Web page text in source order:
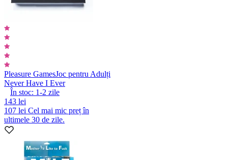
Pleasure GamesJoc pentru Adulți
Never Have I Ever
În stoc: 1-2 zile
143 lei
107 lei Cel mai mic preț în
ultimele 30 de zile.